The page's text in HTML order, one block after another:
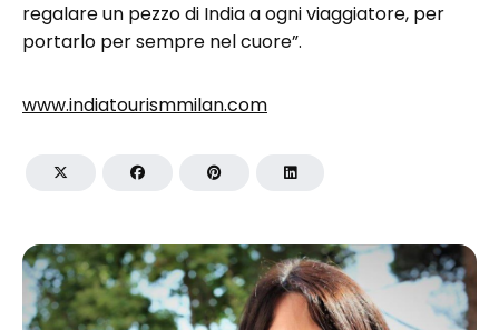
regalare un pezzo di India a ogni viaggiatore, per
portarlo per sempre nel cuore”.
www.indiatourismmilan.com